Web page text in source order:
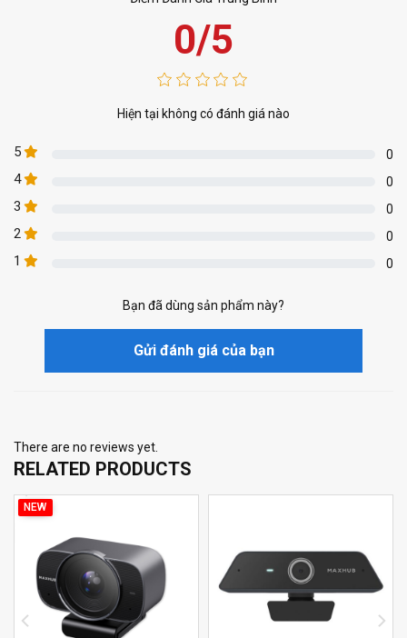
0/5
Hiện tại không có đánh giá nào
5 0
4 0
3 0
2 0
1 0
Bạn đã dùng sản phẩm này?
Gửi đánh giá của bạn
There are no reviews yet.
RELATED PRODUCTS
NEW